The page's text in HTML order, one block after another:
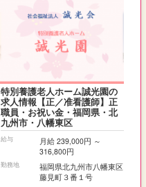
特別養護老人ホーム誠光園の
求人情報【正／准看護師】正
職員・お祝い金・福岡県・北
九州市・八幡東区
給与
月給 239,000円 ～
316,800円
勤務地
福岡県北九州市八幡東区
藤見町３番１号